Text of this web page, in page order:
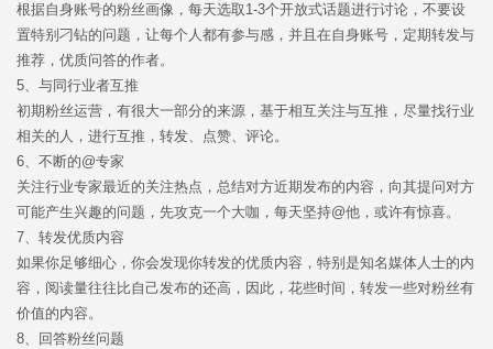
根据自身账号的粉丝画像，每天选取1-3个开放式话题进行讨论，不要设
置特别刁钻的问题，让每个人都有参与感，并且在自身账号，定期转发与
推荐，优质问答的作者。
5、与同行业者互推
初期粉丝运营，有很大一部分的来源，基于相互关注与互推，尽量找行业
相关的人，进行互推，转发、点赞、评论。
6、不断的@专家
关注行业专家最近的关注热点，总结对方近期发布的内容，向其提问对方
可能产生兴趣的问题，先攻克一个大咖，每天坚持@他，或许有惊喜。
7、转发优质内容
如果你足够细心，你会发现你转发的优质内容，特别是知名媒体人士的内
容，阅读量往往比自己发布的还高，因此，花些时间，转发一些对粉丝有
价值的内容。
8、回答粉丝问题